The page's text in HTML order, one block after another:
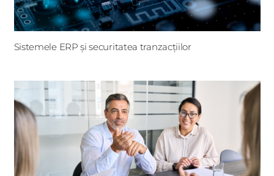
Sistemele ERP și securitatea tranzacțiilor